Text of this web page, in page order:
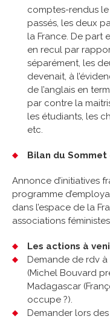
comptes-rendus
passés, les deux
la France. De part
en recul par
séparément, les
devenait, à
de l’anglais en
par contre la
les étudiants, les
etc.
Bilan du
Annonce d’initiatives
programme
dans l’espace de la
associations
Les actions à
Demande de rdv à
(Michel Bouvard
Madagascar
occupe ?).
Demander lors